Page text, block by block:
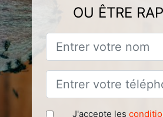
OU ÊTRE
J'accepte les